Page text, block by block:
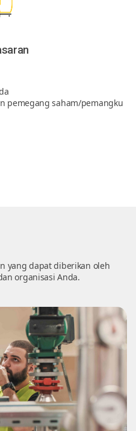
pemegang saham/pemangku
yang dapat diberikan oleh
organisasi Anda.